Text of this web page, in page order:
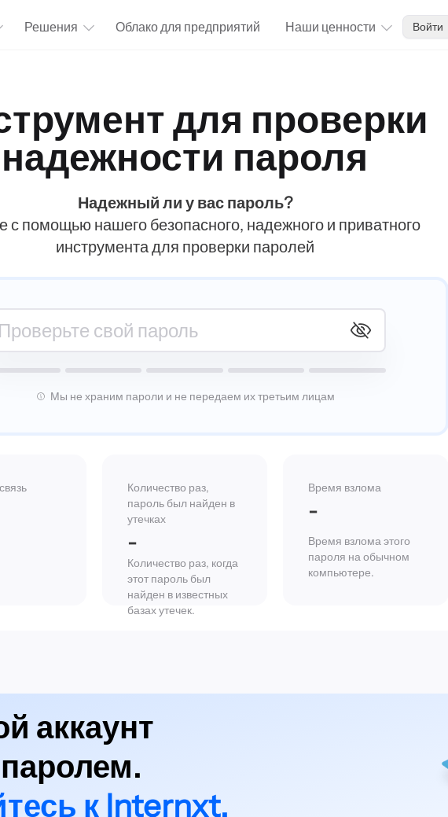
Решения Облако для предприятий Наши ценности Войти
для проверки
надежности пароля
Надежный ли у вас пароль?
с помощью нашего безопасного, надежного и приватного
инструмента для проверки паролей
Мы не храним пароли и не передаем их третьим лицам
Количество раз,
пароль был найден в
утечках
-
Количество раз, когда
этот пароль был
найден в известных
базах утечек.
Время взлома
-
Время взлома этого
пароля на обычном
компьютере.
аккаунт
к Internxt.